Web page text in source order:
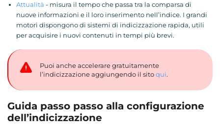
Attualità - misura il tempo che passa tra la comparsa di
nuove informazioni e il loro inserimento nell’indice. I grandi
motori dispongono di sistemi di indicizzazione rapida, utili
per acquisire i nuovi contenuti in tempi più brevi.
Puoi anche accelerare gratuitamente
l’indicizzazione aggiungendo il sitoqui.
Guida passo passo alla configurazione
dell’indicizzazione